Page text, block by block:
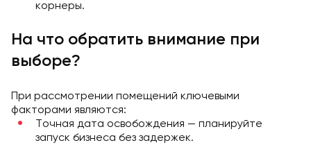
корнеры.
На что обратить внимание при
выборе?
При рассмотрении помещений ключевыми
факторами являются:
Точная дата освобождения — планируйте
запуск бизнеса без задержек.